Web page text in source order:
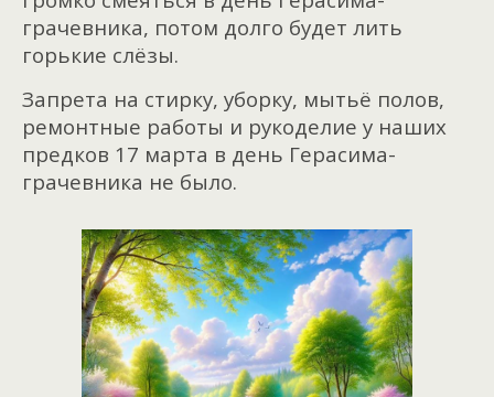
грачевника, потом долго будет лить
горькие слёзы.
Запрета на стирку, уборку, мытьё полов,
ремонтные работы и рукоделие у наших
предков 17 марта в день Герасима-
грачевника не было.